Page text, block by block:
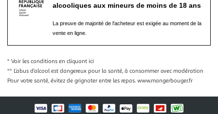
alcooliques aux mineurs de moins de 18 ans
La preuve de majorité de l'acheteur est exigée au moment de la
vente en ligne.
* Voir les conditions en cliquant ici
** L’abus d’alcool est dangereux pour la santé, à consommer avec modération
Pour votre santé, évitez de grignoter entre les repas. www.mangerbouger.fr